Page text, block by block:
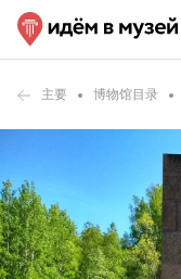
主要 博物馆目录